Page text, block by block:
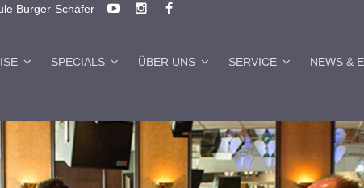
Burger-Schäfer
SPECIALS ÜBER UNS SERVICE NEWS &